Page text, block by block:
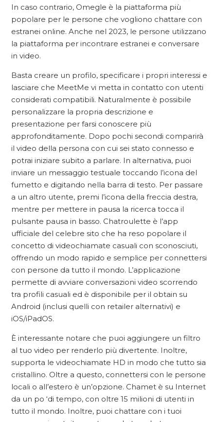
In caso contrario, Omegle è la piattaforma più
popolare per le persone che vogliono chattare con
estranei online. Anche nel 2023, le persone utilizzano
la piattaforma per incontrare estranei e conversare
in video.
Basta creare un profilo, specificare i propri interessi e
lasciare che MeetMe vi metta in contatto con utenti
considerati compatibili. Naturalmente è possibile
personalizzare la propria descrizione e
presentazione per farsi conoscere più
approfonditamente. Dopo pochi secondi comparirà
il video della persona con cui sei stato connesso e
potrai iniziare subito a parlare. In alternativa, puoi
inviare un messaggio testuale toccando l’icona del
fumetto e digitando nella barra di testo. Per passare
a un altro utente, premi l’icona della freccia destra,
mentre per mettere in pausa la ricerca tocca il
pulsante pausa in basso. Chatroulette è l’app
ufficiale del celebre sito che ha reso popolare il
concetto di videochiamate casuali con sconosciuti,
offrendo un modo rapido e semplice per connettersi
con persone da tutto il mondo. L’applicazione
permette di avviare conversazioni video scorrendo
tra profili casuali ed è disponibile per il obtain su
Android (inclusi quelli con retailer alternativi) e
iOS/iPadOS.
È interessante notare che puoi aggiungere un filtro
al tuo video per renderlo più divertente. Inoltre,
supporta le videochiamate HD in modo che tutto sia
cristallino. Oltre a questo, connettersi con le persone
locali o all’estero è un’opzione. Chamet è su Internet
da un po ‘di tempo, con oltre 15 milioni di utenti in
tutto il mondo. Inoltre, puoi chattare con i tuoi